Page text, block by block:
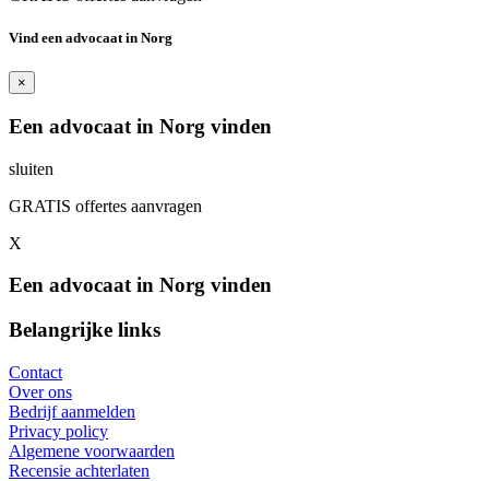
Vind een advocaat in Norg
×
Een advocaat in Norg vinden
sluiten
GRATIS offertes aanvragen
X
Een advocaat in Norg vinden
Belangrijke links
Contact
Over ons
Bedrijf aanmelden
Privacy policy
Algemene voorwaarden
Recensie achterlaten